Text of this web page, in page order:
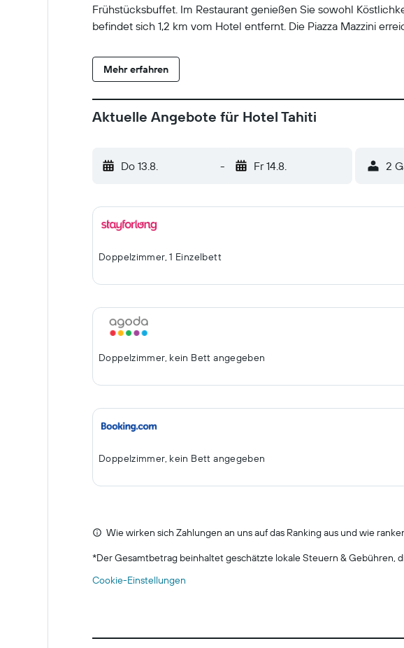
Frühstücksbuffet. Im Restaurant genießen Sie sowohl
befindet sich 1,2 km vom Hotel entfernt. Die Piazza Mazzini
Mehr erfahren
Aktuelle Angebote für Hotel Tahiti
Do 13.8. - Fr 14.8. 2
Doppelzimmer, 1 Einzelbett
Doppelzimmer, kein Bett angegeben
Doppelzimmer, kein Bett angegeben
Wie wirken sich Zahlungen an uns auf das Ranking aus und wie
*Der Gesamtbetrag beinhaltet geschätzte lokale Steuern & Gebühren,
Cookie-Einstellungen